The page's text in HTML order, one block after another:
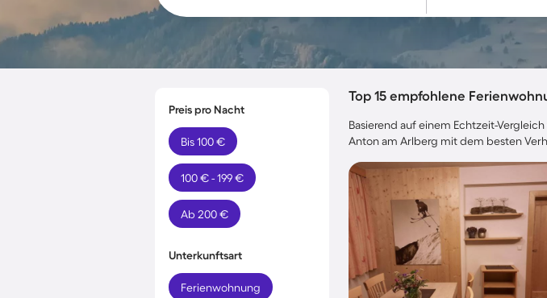
Preis pro Nacht
Bis 100 €
100 € - 199 €
Ab 200 €
Unterkunftsart
Ferienwohnung
Top 15 empfohlene
Basierend auf einem Echtzeit-
Anton am Arlberg mit dem besten